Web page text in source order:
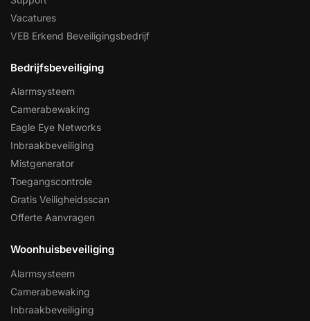
Vacatures
VEB Erkend Beveiligingsbedrijf
Bedrijfsbeveiliging
Alarmsysteem
Camerabewaking
Eagle Eye Networks
Inbraakbeveiliging
Mistgenerator
Toegangscontrole
Gratis Veiligheidsscan
Offerte Aanvragen
Woonhuisbeveiliging
Alarmsysteem
Camerabewaking
Inbraakbeveiliging